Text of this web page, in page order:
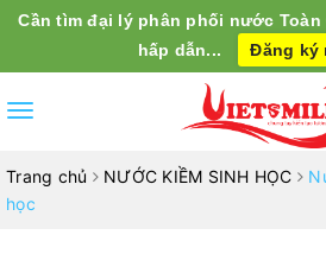
Toggle
Trang chủ NƯỚC KIỀM SINH HỌC
học
Cần tìm đại lý phân phối nước
hấp dẫn...
Đăng ký